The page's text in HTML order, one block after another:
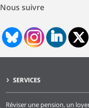
Nous suivre
SERVICES
Réviser une pension, un